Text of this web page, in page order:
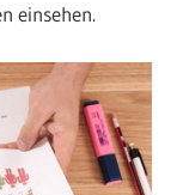
einsehen.